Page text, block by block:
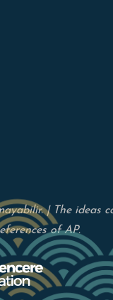
| The
of AP.